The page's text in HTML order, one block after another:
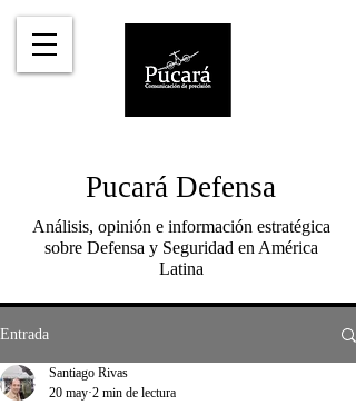
Pucará Defensa
Análisis, opinión e información estratégica
sobre Defensa y Seguridad en América
Latina
Entrada
Santiago Rivas
20 may 2 min de lectura